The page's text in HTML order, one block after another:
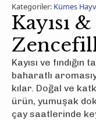
Kategoriler: Kümes
Kayısı
Kayısı ve
baharatlı
kılar. Doğal ve
ürün, yumuşak
çay saatlerinde